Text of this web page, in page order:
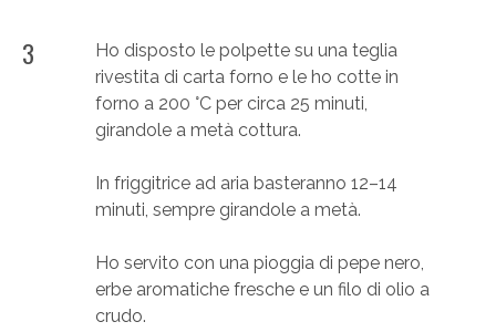
3
Ho disposto le polpette su una teglia
rivestita di carta forno e le ho cotte in
forno a 200 °C per circa 25 minuti,
girandole a metà cottura.
In friggitrice ad aria basteranno 12–14
minuti, sempre girandole a metà.
Ho servito con una pioggia di pepe nero,
erbe aromatiche fresche e un filo di olio a
crudo.